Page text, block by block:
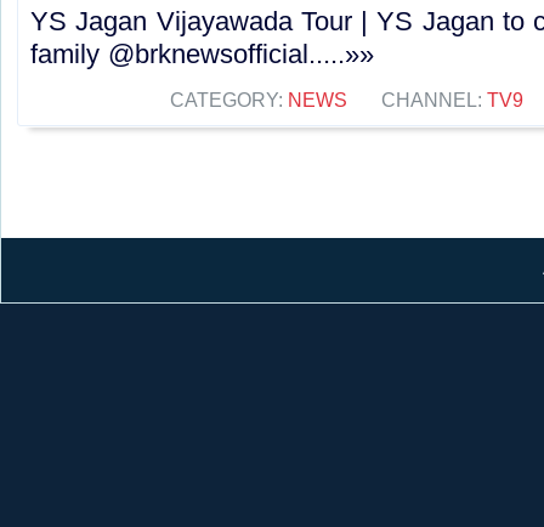
YS Jagan Vijayawada Tour | YS Jagan to
family @brknewsofficial.....»»
CATEGORY: NEWS CHANNEL: TV9